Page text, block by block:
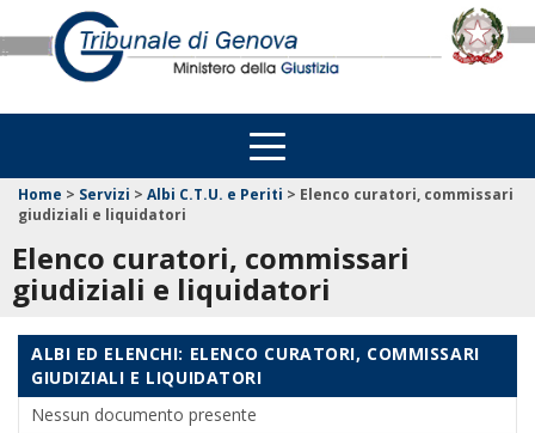
Home > Servizi > Albi C.T.U. e Periti > Elenco curatori, commissari
giudiziali e liquidatori
Elenco curatori, commissari
giudiziali e liquidatori
ALBI ED ELENCHI: ELENCO CURATORI, COMMISSARI
GIUDIZIALI E LIQUIDATORI
Nessun documento presente